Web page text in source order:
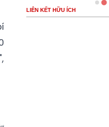
LIÊN KẾT HỮU ÍCH